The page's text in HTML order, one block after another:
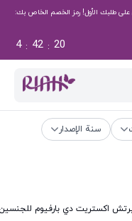
إضافي بقيمة 50 درهم إماراتي على طلبك الأول! رمز الخصم الخاص بك:
19
:
42
:
4
سنة الإصدار
اكستريت دي بارفيوم